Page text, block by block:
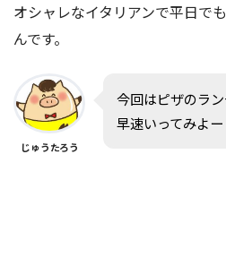
オシャレなイタリアンで平日で
んです。
じゅうたろう
今回はピザのラ
早速いってみよー